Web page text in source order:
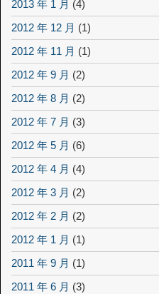
2013 年 1 月 (4)
2012 年 12 月 (1)
2012 年 11 月 (1)
2012 年 9 月 (2)
2012 年 8 月 (2)
2012 年 7 月 (3)
2012 年 5 月 (6)
2012 年 4 月 (4)
2012 年 3 月 (2)
2012 年 2 月 (2)
2012 年 1 月 (1)
2011 年 9 月 (1)
2011 年 6 月 (3)